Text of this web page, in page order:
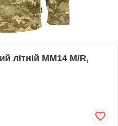
літній MM14 M/R,